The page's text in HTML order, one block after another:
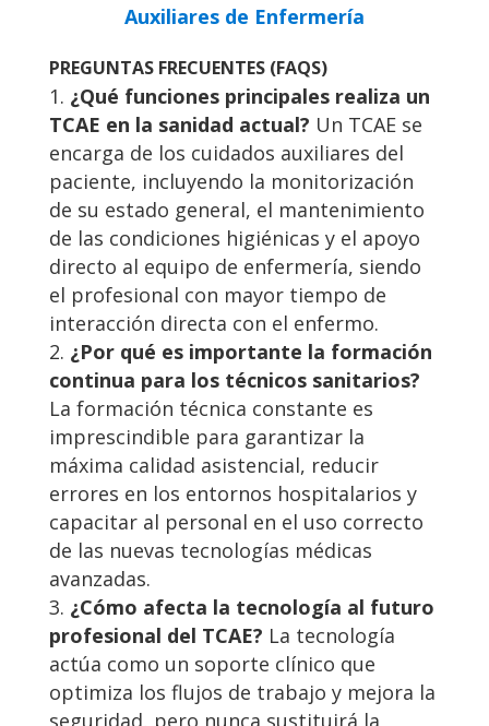
Auxiliares de Enfermería
PREGUNTAS FRECUENTES (FAQS)
¿Qué funciones principales realiza un
TCAE en la sanidad actual? Un TCAE se
encarga de los cuidados auxiliares del
paciente, incluyendo la monitorización
de su estado general, el mantenimiento
de las condiciones higiénicas y el apoyo
directo al equipo de enfermería, siendo
el profesional con mayor tiempo de
interacción directa con el enfermo.
¿Por qué es importante la formación
continua para los técnicos sanitarios?
La formación técnica constante es
imprescindible para garantizar la
máxima calidad asistencial, reducir
errores en los entornos hospitalarios y
capacitar al personal en el uso correcto
de las nuevas tecnologías médicas
avanzadas.
¿Cómo afecta la tecnología al futuro
profesional del TCAE? La tecnología
actúa como un soporte clínico que
optimiza los flujos de trabajo y mejora la
seguridad, pero nunca sustituirá la